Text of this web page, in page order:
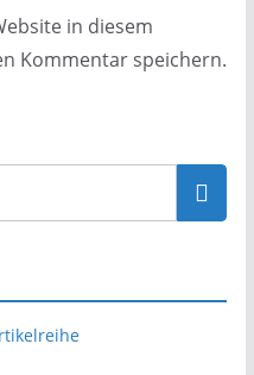
in diesem
Kommentar speichern.